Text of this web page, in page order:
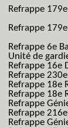
Refrappe
Refrappe
Refrappe 6e
Unité de
Refrappe 16e
Refrappe
Refrappe 18e
Refrappe 18e
Refrappe
Refrappe
Refrappe